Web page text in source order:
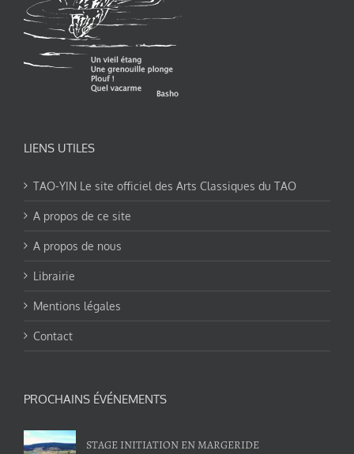
LIENS UTILES
TAO-YIN Le site officiel des Arts Classiques du TAO
A propos de ce site
A propos de nous
Librairie
Mentions légales
Contact
PROCHAINS ÉVÉNEMENTS
STAGE INITIATION EN MARGERIDE